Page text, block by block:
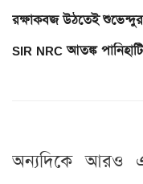
রক্ষাকবজ উঠতেই শুভেন্দুর
SIR NRC আতঙ্ক
অন্যদিকে আরও